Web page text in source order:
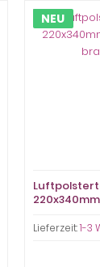
NEU
Lieferzeit:1-3